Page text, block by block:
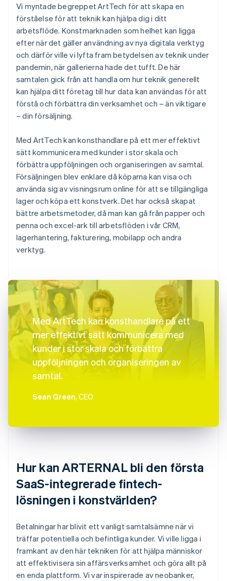
Vi myntade begreppet ArtTech för att skapa en
förståelse för att teknik kan hjälpa dig i ditt
arbetsflöde. Konstmarknaden som helhet kan ligga
efter när det gäller användning av nya digitala verktyg
och därför ville vi lyfta fram betydelsen av teknik under
pandemin, när gallerierna hade det tufft. De här
samtalen gick från att handla om hur teknik generellt
kan hjälpa ditt företag till hur data kan användas för att
förstå och förbättra din verksamhet och – än viktigare
– din försäljning.
Med ArtTech kan konsthandlare på ett mer effektivt
sätt kommunicera med kunder i stor skala och
förbättra uppföljningen och organiseringen av samtal.
Försäljningen blev enklare då köparna kan visa och
använda sig av visningsrum online för att se tillgängliga
lager och köpa ett konstverk. Det har också skapat
bättre arbetsmetoder, då man kan gå från papper och
penna och excel-ark till arbetsflöden i vår CRM,
lagerhantering, fakturering, mobilapp och andra
verktyg.
Med ArtTech kan konsthandlare på ett
mer effektivt sätt kommunicera med
kunder i stor skala och förbättra
uppföljningen och organiseringen av
samtal.
Sean Green, CEO
Hur kan ARTERNAL bli den första
SaaS-integrerade fintech-
lösningen i konstvärlden?
Betalningar har blivit ett vanligt samtalsämne när vi
träffar potentiella och befintliga kunder. Vi ville ligga i
framkant av den här tekniken för att hjälpa människor
att effektivisera sin affärsverksamhet och göra allt på
en enda plattform. Vi var inspirerade av neobanker,